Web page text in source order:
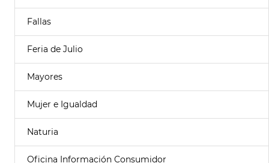
Fallas
Feria de Julio
Mayores
Mujer e Igualdad
Naturia
Oficina Información Consumidor